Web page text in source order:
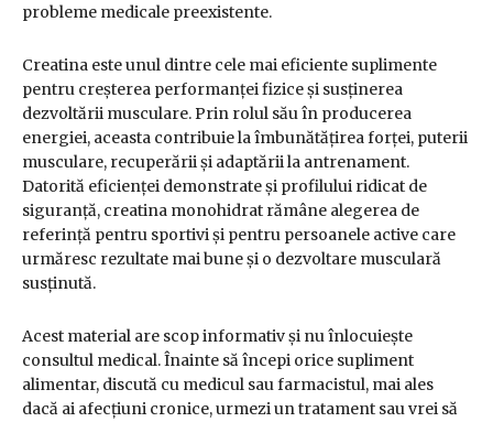
probleme medicale preexistente.
Creatina este unul dintre cele mai eficiente suplimente
pentru creșterea performanței fizice și susținerea
dezvoltării musculare. Prin rolul său în producerea
energiei, aceasta contribuie la îmbunătățirea forței, puterii
musculare, recuperării și adaptării la antrenament.
Datorită eficienței demonstrate și profilului ridicat de
siguranță, creatina monohidrat rămâne alegerea de
referință pentru sportivi și pentru persoanele active care
urmăresc rezultate mai bune și o dezvoltare musculară
susținută.
Acest material are scop informativ și nu înlocuiește
consultul medical. Înainte să începi orice supliment
alimentar, discută cu medicul sau farmacistul, mai ales
dacă ai afecțiuni cronice, urmezi un tratament sau vrei să